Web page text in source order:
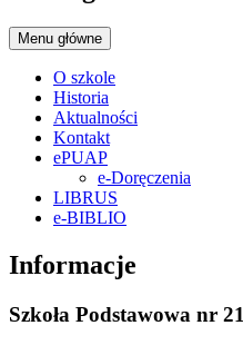
Menu główne
O szkole
Historia
Aktualności
Kontakt
ePUAP
e-Doręczenia
LIBRUS
e-BIBLIO
Informacje
Szkoła Podstawowa nr 21